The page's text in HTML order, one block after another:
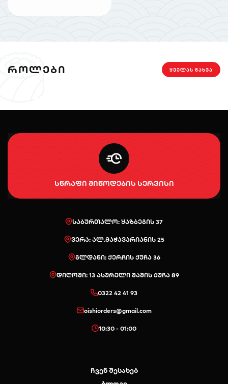
ᲠᲝᲚᲔᲑᲘ ᲧᲕᲔᲚᲐᲡ ᲜᲐᲮᲕᲐ
სწრაფი მიწოდების სერვისი
საბურთალო: ყაზბეგის 37
ვერა: ალ.მაჭავარიანის 25
გლდანი: ქერჩის ქუჩა 36
დიღომი: 13 ასურელი მამის ქუჩა 89
0322 42 41 93
oishiorders@gmail.com
10:30 - 01:00
ჩვენ შესახებ